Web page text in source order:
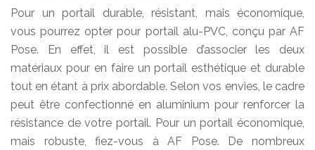
Pour un portail durable, résistant, mais économique,
vous pourrez opter pour portail alu-PVC, conçu par AF
Pose. En effet, il est possible d’associer les deux
matériaux pour en faire un portail esthétique et durable
tout en étant à prix abordable. Selon vos envies, le cadre
peut être confectionné en aluminium pour renforcer la
résistance de votre portail. Pour un portail économique,
mais robuste, fiez-vous à AF Pose. De nombreux